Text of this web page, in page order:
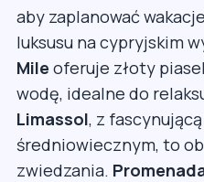
aby zaplanować
luksusu na cypryjskim
Mile oferuje złoty
wodę, idealne do
Limassol, z
średniowiecznym, to
zwiedzania.